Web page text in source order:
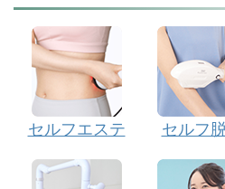
セルフエステ セルフ